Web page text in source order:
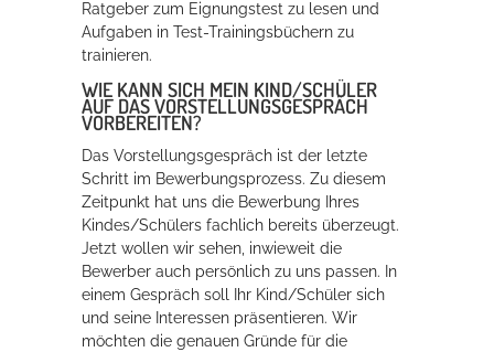
Ratgeber zum Eignungstest zu lesen und
Aufgaben in Test-Trainingsbüchern zu
trainieren.
WIE KANN SICH MEIN KIND/SCHÜLER
AUF DAS VORSTELLUNGSGESPRÄCH
VORBEREITEN?
Das Vorstellungsgespräch ist der letzte
Schritt im Bewerbungsprozess. Zu diesem
Zeitpunkt hat uns die Bewerbung Ihres
Kindes/Schülers fachlich bereits überzeugt.
Jetzt wollen wir sehen, inwieweit die
Bewerber auch persönlich zu uns passen. In
einem Gespräch soll Ihr Kind/Schüler sich
und seine Interessen präsentieren. Wir
möchten die genauen Gründe für die